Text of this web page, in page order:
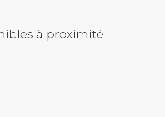
à proximité